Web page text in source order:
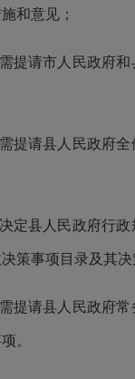
和意见；
需提请市人民政府
需提请县人民政府
决定县人民政府行
策事项目录及其决
需提请县人民政府
。